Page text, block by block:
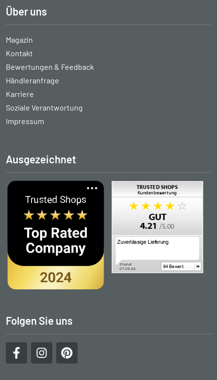
Über uns
Magazin
Kontakt
Bewertungen & Feedback
Händleranfrage
Karriere
Soziale Verantwortung
Impressum
Ausgezeichnet
Folgen Sie uns